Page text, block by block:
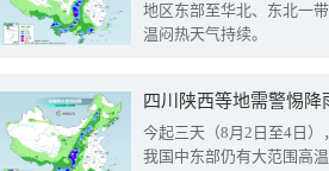
地区东部至华北、东北一
温闷热天气持续。
今起三天（8月2日至4日
我国中东部仍有大范围高